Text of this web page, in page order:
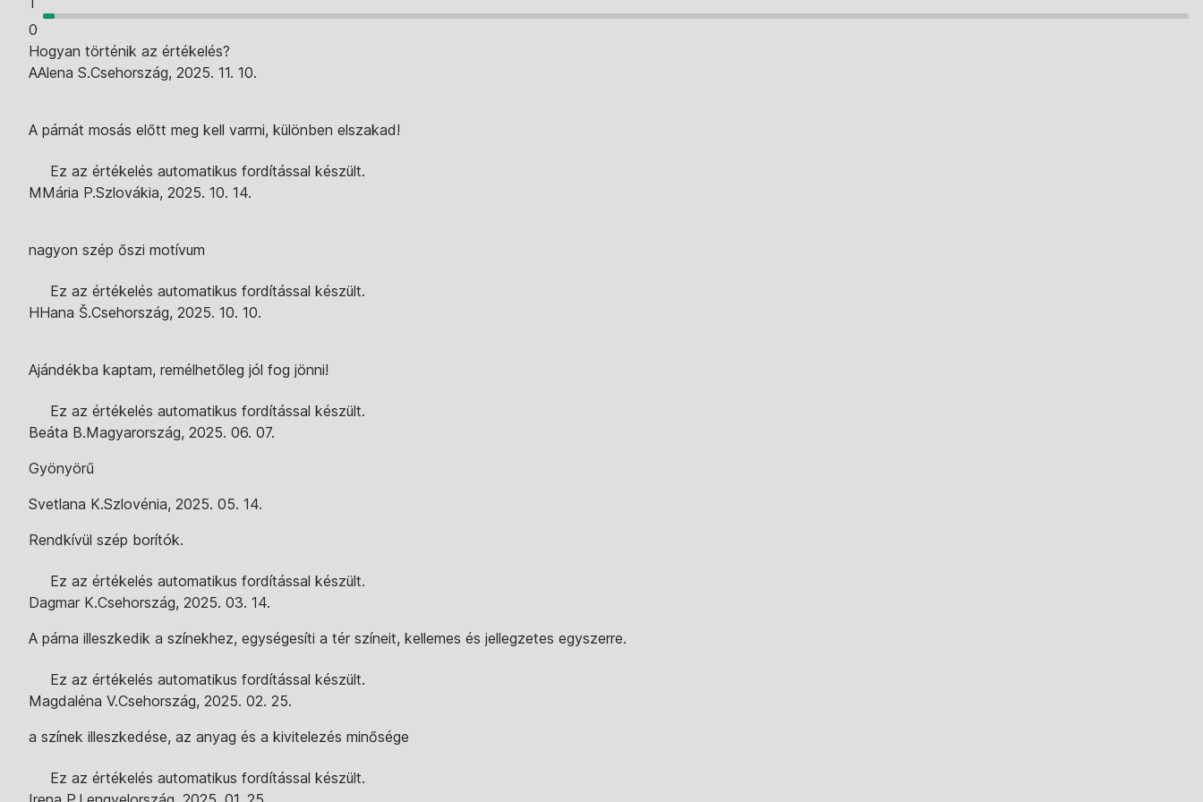
0
Hogyan történik az értékelés?
AAlena S.Csehország, 2025. 11. 10.
A párnát mosás előtt meg kell varrni, különben elszakad!
Ez az értékelés automatikus fordítással készült.
MMária P.Szlovákia, 2025. 10. 14.
nagyon szép őszi motívum
Ez az értékelés automatikus fordítással készült.
HHana Š.Csehország, 2025. 10. 10.
Ajándékba kaptam, remélhetőleg jól fog jönni!
Ez az értékelés automatikus fordítással készült.
Beáta B.Magyarország, 2025. 06. 07.
Gyönyörű
Svetlana K.Szlovénia, 2025. 05. 14.
Rendkívül szép borítók.
Ez az értékelés automatikus fordítással készült.
Dagmar K.Csehország, 2025. 03. 14.
A párna illeszkedik a színekhez, egységesíti a tér színeit, kellemes és jellegzetes egyszerre.
Ez az értékelés automatikus fordítással készült.
Magdaléna V.Csehország, 2025. 02. 25.
a színek illeszkedése, az anyag és a kivitelezés minősége
Ez az értékelés automatikus fordítással készült.